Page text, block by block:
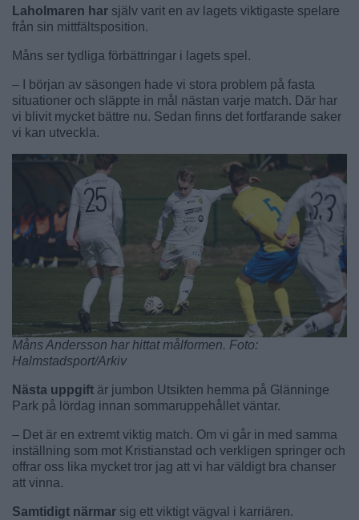
Laholmaren har själv varit en av lagets viktigaste spelare
från sin mittfältsposition.
Måns ser tydliga förbättringar i lagets spel.
– I början av säsongen hade vi stora problem på fasta
situationer och släppte in mål nästan varje match. Där har
vi blivit mycket bättre nu. Sedan finns det fortfarande saker
vi kan utveckla.
Måns Andersson har hittat målformen. Foto:
Halmstadsport/Arkiv
Nästa uppgift är jumbon Utsikten hemma på Glänninge
Park på lördag innan sommaruppehållet väntar.
– Det är en extremt viktig match. Om vi går in med samma
inställning som mot Kristianstad och verkligen springer och
offrar oss lika mycket tror jag att vi har väldigt bra chanser
att vinna.
Samtidigt närmar sig ett viktigt vägval i karriären.